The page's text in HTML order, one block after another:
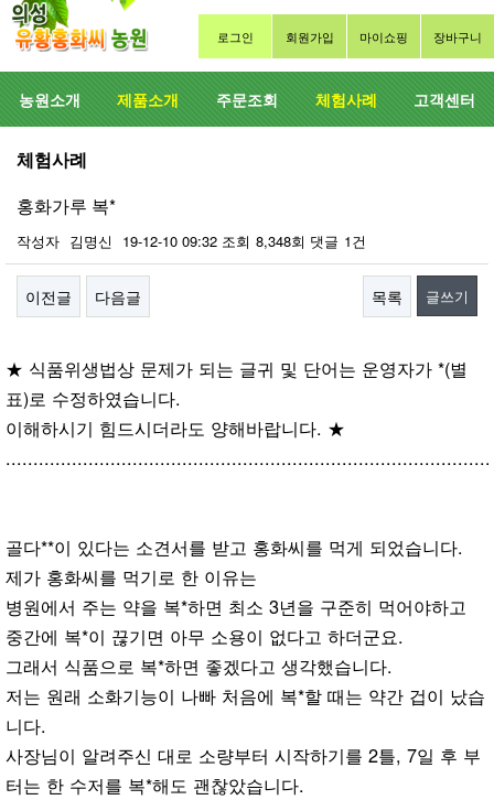
로그인 회원가입 마이쇼핑 장바구니
농원소개 제품소개 주문조회 체험사례 고객센터
체험사례
홍화가루 복*
작성자 김명신 19-12-10 09:32 조회 8,348회 댓글 1건
이전글 다음글 목록 글쓰기
★ 식품위생법상 문제가 되는 글귀 및 단어는 운영자가 *(별
표)로 수정하였습니다.
이해하시기 힘드시더라도 양해바랍니다. ★
골다**이 있다는 소견서를 받고 홍화씨를 먹게 되었습니다.
제가 홍화씨를 먹기로 한 이유는
병원에서 주는 약을 복*하면 최소 3년을 구준히 먹어야하고
중간에 복*이 끊기면 아무 소용이 없다고 하더군요.
그래서 식품으로 복*하면 좋겠다고 생각했습니다.
저는 원래 소화기능이 나빠 처음에 복*할 때는 약간 겁이 났습
니다.
사장님이 알려주신 대로 소량부터 시작하기를 2틀, 7일 후 부
터는 한 수저를 복*해도 괜찮았습니다.